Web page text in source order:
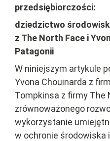
przedsiębiorczości:
dziedzictwo
z The North Face i
Patagonii
W niniejszym artykule
Yvona Chouinarda z
Tompkinsa z firmy The
zrównoważonego
wykorzystanie
w ochronie środowiska